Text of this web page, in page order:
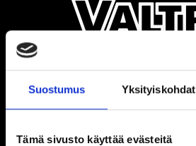
Suostumus Yksityiskohdat
Tämä sivusto käyttää evästeitä